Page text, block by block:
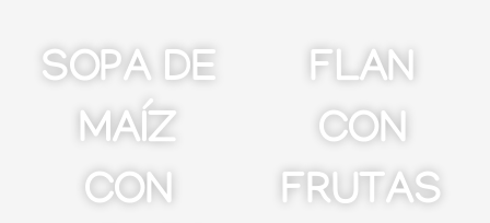
SOPA DE
MAÍZ
CON
FLAN
CON
FRUTAS